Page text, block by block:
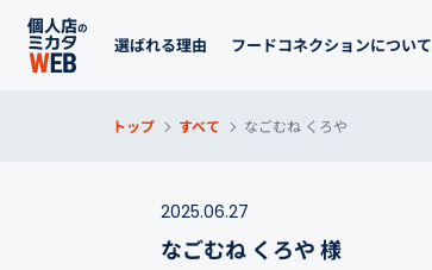
選ばれる理由 フードコネクションについて
トップ すべて なごむね くろや
2025.06.27
なごむね くろや 様